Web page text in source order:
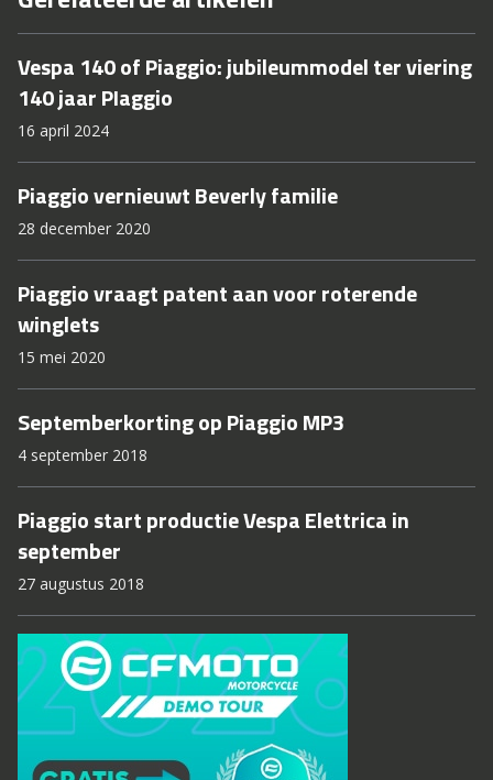
Vespa 140 of Piaggio: jubileummodel ter viering
140 jaar PIaggio
16 april 2024
Piaggio vernieuwt Beverly familie
28 december 2020
Piaggio vraagt patent aan voor roterende
winglets
15 mei 2020
Septemberkorting op Piaggio MP3
4 september 2018
Piaggio start productie Vespa Elettrica in
september
27 augustus 2018